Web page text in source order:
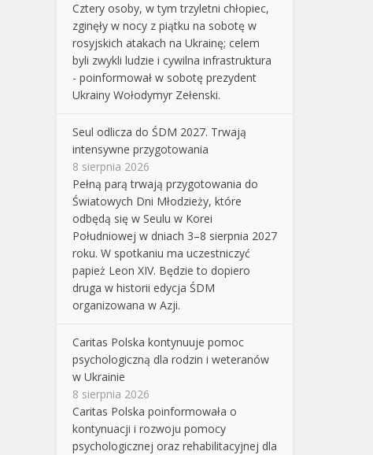
Cztery osoby, w tym trzyletni chłopiec,
zginęły w nocy z piątku na sobotę w
rosyjskich atakach na Ukrainę; celem
byli zwykli ludzie i cywilna infrastruktura
- poinformował w sobotę prezydent
Ukrainy Wołodymyr Zełenski.
Seul odlicza do ŚDM 2027. Trwają
intensywne przygotowania
8 sierpnia 2026
Pełną parą trwają przygotowania do
Światowych Dni Młodzieży, które
odbędą się w Seulu w Korei
Południowej w dniach 3–8 sierpnia 2027
roku. W spotkaniu ma uczestniczyć
papież Leon XIV. Będzie to dopiero
druga w historii edycja ŚDM
organizowana w Azji.
Caritas Polska kontynuuje pomoc
psychologiczną dla rodzin i weteranów
w Ukrainie
8 sierpnia 2026
Caritas Polska poinformowała o
kontynuacji i rozwoju pomocy
psychologicznej oraz rehabilitacyjnej dla